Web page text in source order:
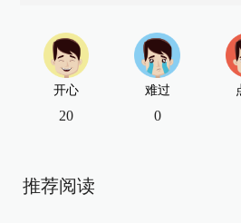
开心
20
难过
0
推荐阅读